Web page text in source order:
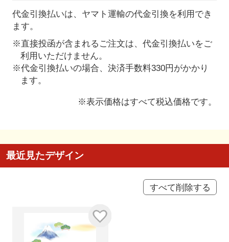
代金引換払いは、ヤマト運輸の代金引換を利用でき
ます。
※直接投函が含まれるご注文は、代金引換払いをご
利用いただけません。
※代金引換払いの場合、決済手数料330円がかかり
ます。
※表示価格はすべて税込価格です。
最近見たデザイン
すべて削除する